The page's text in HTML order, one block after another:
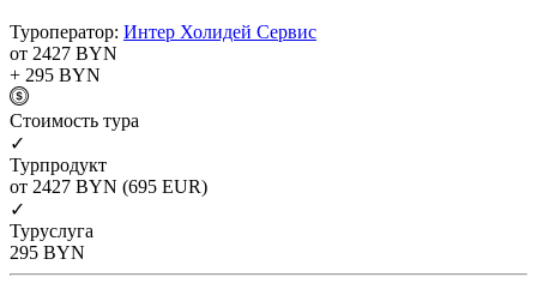
Туроператор: Интер Холидей Сервис
от 2427 BYN
+ 295 BYN
Cтоимость тура
✓
Турпродукт
от 2427 BYN (695 EUR)
✓
Туруслуга
295 BYN